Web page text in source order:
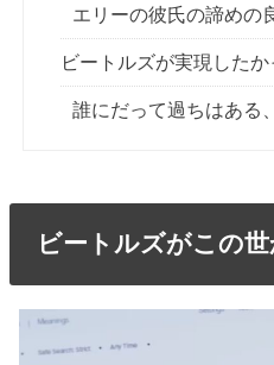
エリーの彼氏の諦めの
ビートルズが実現した
誰にだって過ちはある
ビートルズがこの